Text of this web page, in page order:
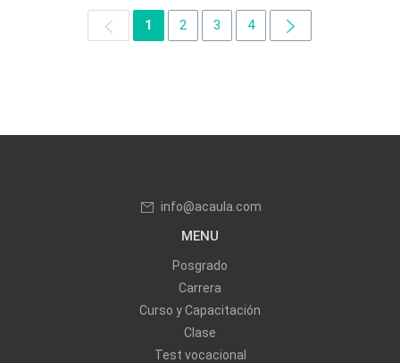
1 2 3 4
info@acaula.com
MENU
Posgrado
Carrera
Curso y Capacitación
Clase
Test vocacional